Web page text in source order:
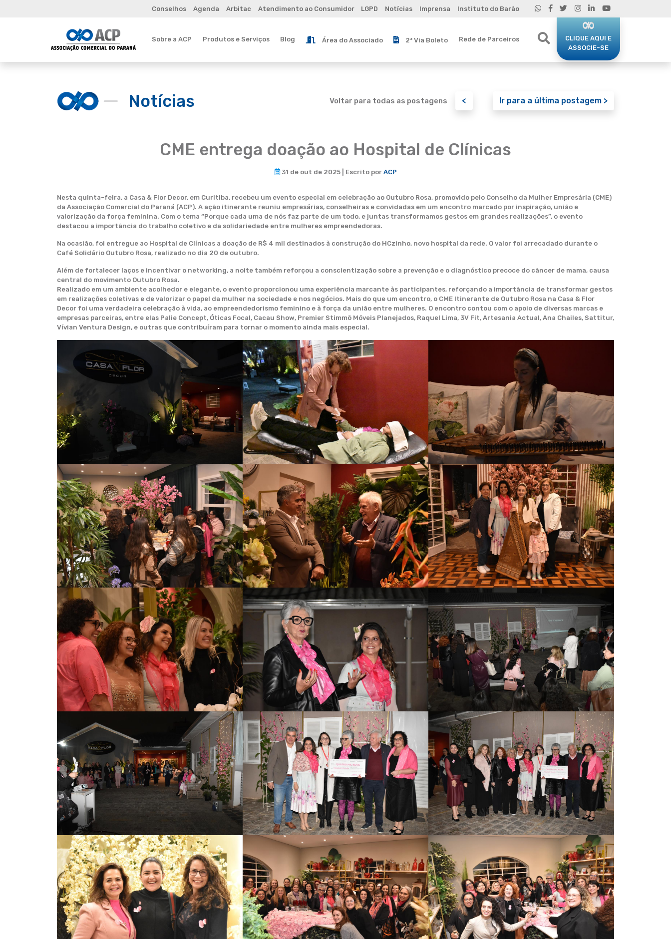
Conselhos Agenda Arbitac Atendimento ao Consumidor LGPD Notícias Imprensa Instituto do Barão
Sobre a ACP Produtos e Serviços Blog Área do Associado 2ª Via Boleto Rede de Parceiros
CLIQUE AQUI E
ASSOCIE-SE
Notícias Voltar para todas as postagens < Ir para a última postagem >
CME entrega doação ao Hospital de Clínicas
31 de out de 2025 | Escrito por ACP
Nesta quinta-feira, a Casa & Flor Decor, em Curitiba, recebeu um evento especial em celebração ao Outubro Rosa, promovido pelo Conselho da Mulher Empresária (CME)
da Associação Comercial do Paraná (ACP). A ação itinerante reuniu empresárias, conselheiras e convidadas em um encontro marcado por inspiração, união e
valorização da força feminina. Com o tema “Porque cada uma de nós faz parte de um todo, e juntas transformamos gestos em grandes realizações”, o evento
destacou a importância do trabalho coletivo e da solidariedade entre mulheres empreendedoras.
Na ocasião, foi entregue ao Hospital de Clínicas a doação de R$ 4 mil destinados à construção do HCzinho, novo hospital da rede. O valor foi arrecadado durante o
Café Solidário Outubro Rosa, realizado no dia 20 de outubro.
Além de fortalecer laços e incentivar o networking, a noite também reforçou a conscientização sobre a prevenção e o diagnóstico precoce do câncer de mama, causa
central do movimento Outubro Rosa.
Realizado em um ambiente acolhedor e elegante, o evento proporcionou uma experiência marcante às participantes, reforçando a importância de transformar gestos
em realizações coletivas e de valorizar o papel da mulher na sociedade e nos negócios. Mais do que um encontro, o CME Itinerante de Outubro Rosa na Casa & Flor
Decor foi uma verdadeira celebração à vida, ao empreendedorismo feminino e à força da união entre mulheres. O encontro contou com o apoio de diversas marcas e
empresas parceiras, entre elas Palie Concept, Óticas Focal, Cacau Show, Premier Stimmö Móveis Planejados, Raquel Lima, 3V Fit, Artesania Actual, Ana Chailes, Sattitur,
Vívian Ventura Design, e outras que contribuíram para tornar o momento ainda mais especial.